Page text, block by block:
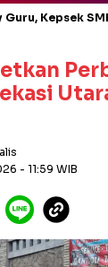
Kepsek
- 11:59 WIB